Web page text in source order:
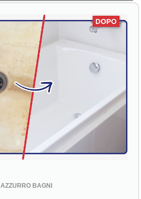
AZZURRO BAGNI